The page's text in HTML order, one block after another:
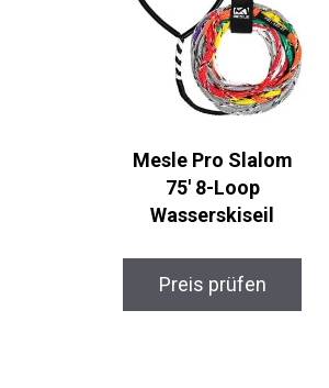
Mesle Pro Slalom
75′ 8-Loop
Wasserskiseil
Preis prüfen